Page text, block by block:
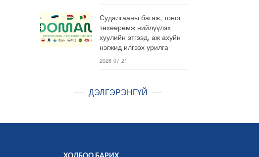
Судалгааны багаж, тоног
төхөөрөмж нийлүүлэх
хуулийн этгээд, аж ахуйн
нэгжид илгээх урилга
2026-07-21
ДЭЛГЭРЭНГҮЙ